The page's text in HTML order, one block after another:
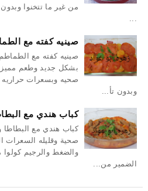
من غير ما تتخنوا
صينيه كفته مع
صينيه كفته مع
بشكل جديد وطعم مميز
صحيه وبسعرات حراريه
وبدون تأ...
كباب هندي مع
كباب هندي مع
صحية وقليله السعرات
والضغط والرجيم كولوا
الضمير من...